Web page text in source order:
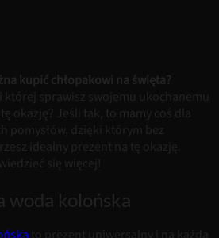
kupić chłopakowi na święta?
sprawisz swojemu ukochanemu
okazję? Jeśli tak, to mamy coś dla
pomysłów, dzięki którym bez
idealny prezent na tę okazję.
się więcej!
woda kolońska